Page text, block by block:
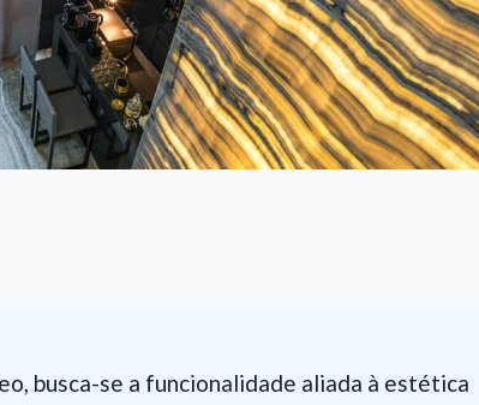
busca-se a funcionalidade aliada à estética